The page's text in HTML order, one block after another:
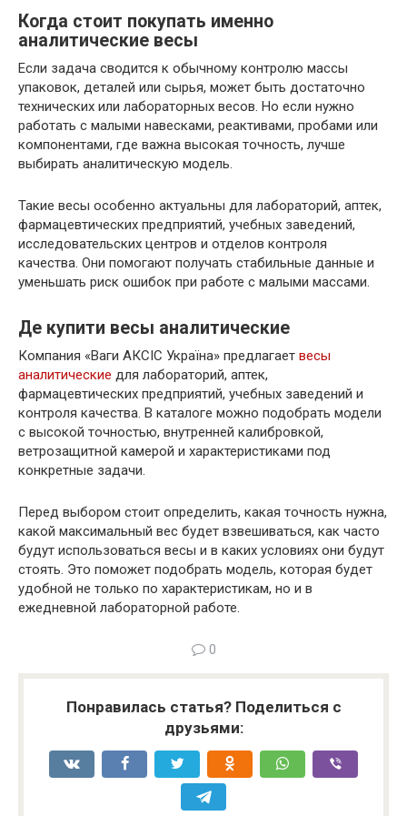
Когда стоит покупать именно
аналитические весы
Если задача сводится к обычному контролю массы
упаковок, деталей или сырья, может быть достаточно
технических или лабораторных весов. Но если нужно
работать с малыми навесками, реактивами, пробами или
компонентами, где важна высокая точность, лучше
выбирать аналитическую модель.
Такие весы особенно актуальны для лабораторий, аптек,
фармацевтических предприятий, учебных заведений,
исследовательских центров и отделов контроля
качества. Они помогают получать стабильные данные и
уменьшать риск ошибок при работе с малыми массами.
Де купити весы аналитические
Компания «Ваги АКСІС Україна» предлагает весы
аналитические для лабораторий, аптек,
фармацевтических предприятий, учебных заведений и
контроля качества. В каталоге можно подобрать модели
с высокой точностью, внутренней калибровкой,
ветрозащитной камерой и характеристиками под
конкретные задачи.
Перед выбором стоит определить, какая точность нужна,
какой максимальный вес будет взвешиваться, как часто
будут использоваться весы и в каких условиях они будут
стоять. Это поможет подобрать модель, которая будет
удобной не только по характеристикам, но и в
ежедневной лабораторной работе.
0
Понравилась статья? Поделиться с
друзьями: